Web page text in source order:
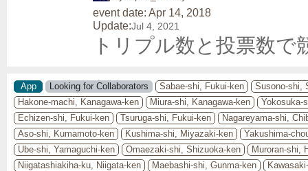
event date: Apr 14, 2018
Update:Jul 4, 2021
トリプル数と投票数
App Looking for Collaborators Sabae-shi, Fukui-ken
Susono-shi,
Hakone-machi, Kanagawa-ken
Miura-shi, Kanagawa-ken
Yokosuka-
Echizen-shi, Fukui-ken
Tsuruga-shi, Fukui-ken
Nagareyama-shi,
Aso-shi, Kumamoto-ken
Kushima-shi, Miyazaki-ken
Yakushima-
Ube-shi, Yamaguchi-ken
Omaezaki-shi, Shizuoka-ken
Muroran-shi,
Niigatashiakiha-ku, Niigata-ken
Maebashi-shi, Gunma-ken